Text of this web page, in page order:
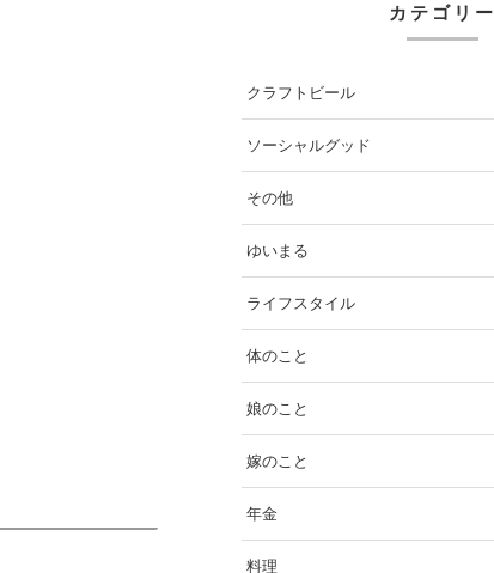
カテゴリー
クラフトビール
ソーシャルグッド
その他
ゆいまる
ライフスタイル
体のこと
娘のこと
嫁のこと
年金
料理